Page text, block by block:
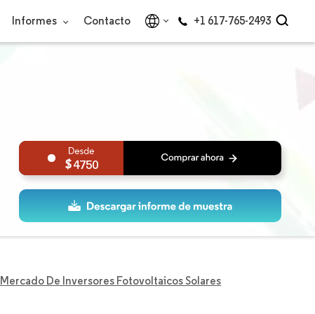
Informes Contacto +1 617-765-2493
4750
Mercado De Inversores Fotovoltaicos Solares